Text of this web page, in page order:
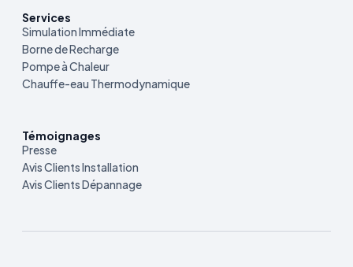
Services
Simulation Immédiate
Borne de Recharge
Pompe à Chaleur
Chauffe-eau Thermodynamique
Témoignages
Presse
Avis Clients Installation
Avis Clients Dépannage